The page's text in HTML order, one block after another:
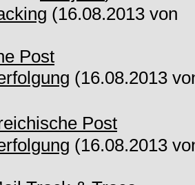
(16.08.2013 von
Post
(16.08.2013
Post
(16.08.2013